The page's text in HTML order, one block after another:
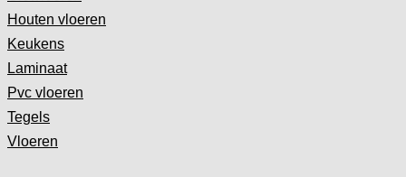
Houten vloeren
Keukens
Laminaat
Pvc vloeren
Tegels
Vloeren